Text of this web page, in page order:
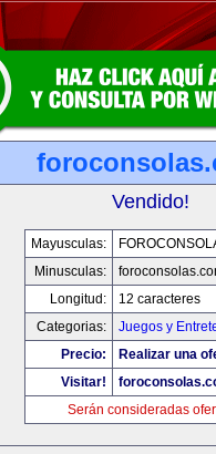
Vendido!
Mayusculas:
Minusculas:
Longitud:
12 caracteres
Categorias:
Juegos y
Precio:
Realizar una
Visitar!
Serán consideradas